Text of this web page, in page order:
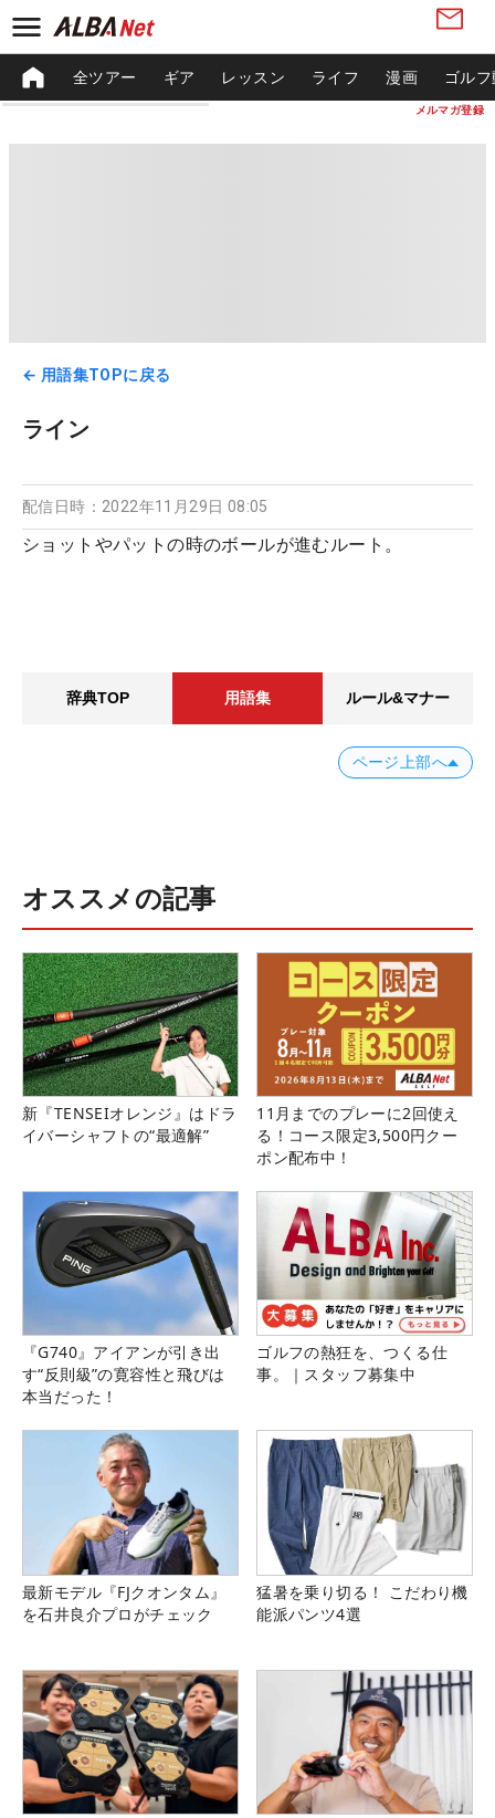
メルマガ登録
全ツアー ギア レッスン ライフ 漫画 ゴル
← 用語集TOPに戻る
ライン
配信日時： 2022年11月29日 08:05
ショットやパットの時のボールが進むルート。
辞典TOP 用語集 ルール&マナー
ページ上部へ
オススメの記事
新『TENSEIオレンジ』はドラ
イバーシャフトの“最適解”
11月までのプレーに2回使え
る！コース限定3,500円クー
ポン配布中！
『G740』アイアンが引き出
す“反則級”の寛容性と飛びは
本当だった！
ゴルフの熱狂を、つくる仕
事。｜スタッフ募集中
最新モデル『FJクオンタム』
を石井良介プロがチェック
猛暑を乗り切る！ こだわり機
能派パンツ4選